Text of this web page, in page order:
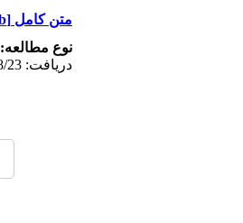
متن کامل [PDF 1142 kb]
نوع مطالعه:
دریافت: 1400/8/23 | پذیرش: 1401/4/26 | انتشار: 1401/6/29